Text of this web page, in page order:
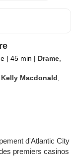
| 45 min | Drame
Kelly Macdonald
d'Atlantic City
premiers casinos